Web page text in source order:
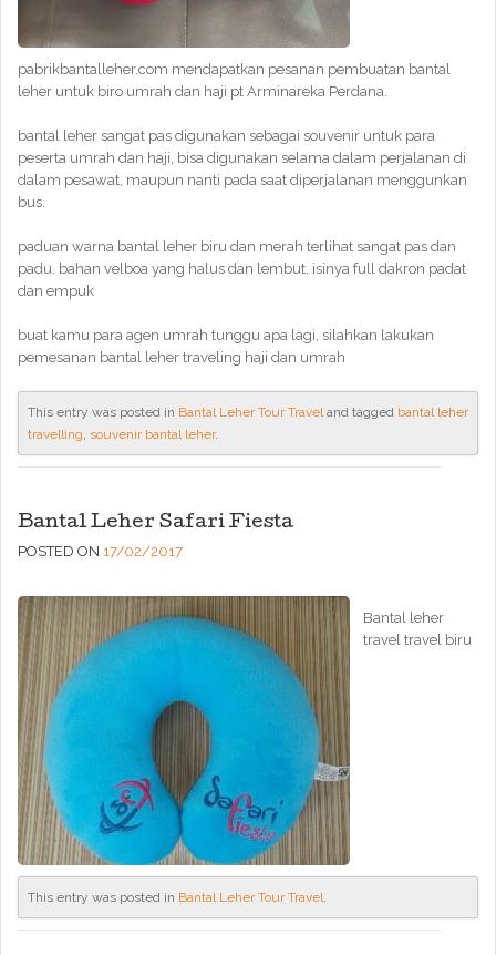
pabrikbantalleher.com mendapatkan pesanan pembuatan bantal
leher untuk biro umrah dan haji pt Arminareka Perdana.
bantal leher sangat pas digunakan sebagai souvenir untuk para
peserta umrah dan haji, bisa digunakan selama dalam perjalanan di
dalam pesawat, maupun nanti pada saat diperjalanan menggunkan
bus.
paduan warna bantal leher biru dan merah terlihat sangat pas dan
padu. bahan velboa yang halus dan lembut, isinya full dakron padat
dan empuk
buat kamu para agen umrah tunggu apa lagi, silahkan lakukan
pemesanan bantal leher traveling haji dan umrah
This entry was posted in Bantal Leher Tour Traveland tagged bantal leher
travelling, souvenir bantal leher.
Bantal Leher Safari Fiesta
POSTED ON 17/02/2017
Bantal leher
travel travel biru
This entry was posted in Bantal Leher Tour Travel.